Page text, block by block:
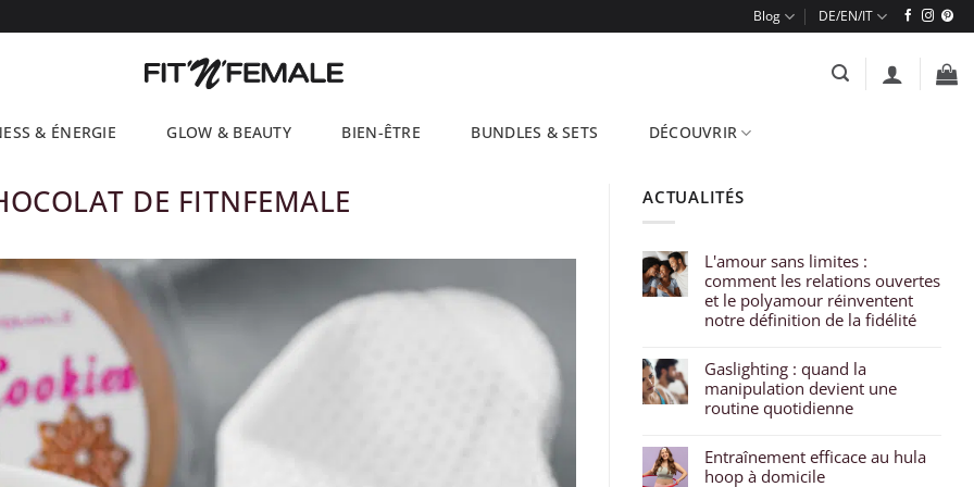
Blog
& ÉNERGIE GLOW & BEAUTY BIEN-ÊTRE BUNDLES & SETS DÉCOUVRIR
DE FITNFEMALE ACTUALITÉS
L'amour sans limites :
comment les relations ouvertes
et le polyamour réinventent
notre définition de la fidélité
Gaslighting : quand la
manipulation devient une
routine quotidienne
Entraînement efficace au hula
hoop à domicile